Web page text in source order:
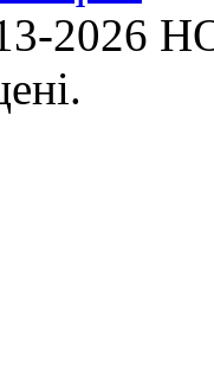
2026